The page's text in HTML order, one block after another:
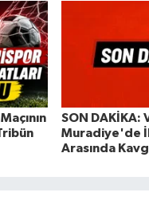
SON DAKİKA:
Muradiye'de
Arasında